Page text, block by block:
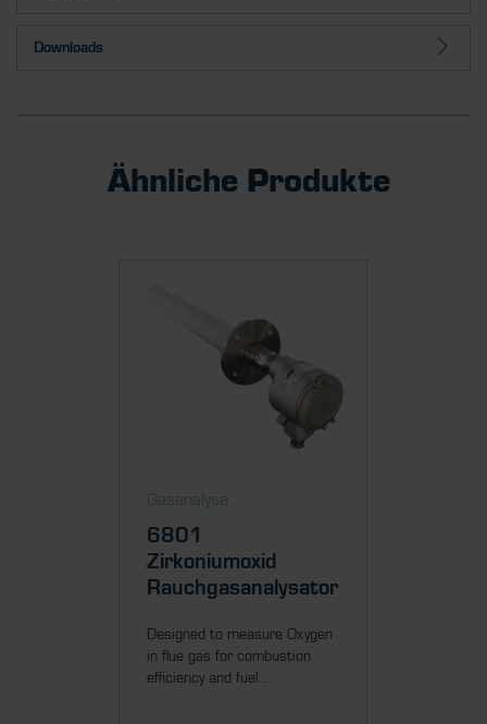
Downloads
Ähnliche Produkte
Gasanalyse
6801
Zirkoniumoxid
Rauchgasanalysator
Designed to measure Oxygen
in flue gas for combustion
efficiency and fuel...